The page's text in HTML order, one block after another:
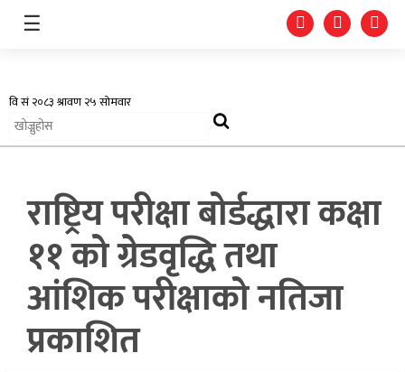
अर्थतन्त्र
स्वास्थ्य
शिक्षा
प्रदेश
खेलकुद
☰
राष्ट्रिय परीक्षा बोर्डद्धारा कक्षा
११ को ग्रेडवृद्धि तथा
आंशिक परीक्षाको नतिजा
प्रकाशित